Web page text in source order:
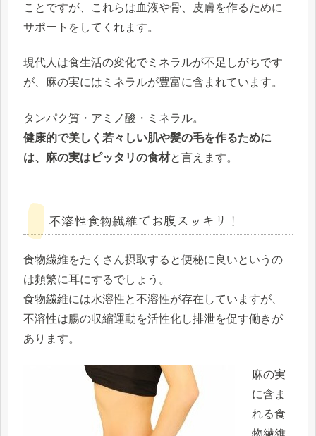
ことですが、これらは血液や骨、皮膚を作るために
サポートをしてくれます。
現代人は食生活の変化でミネラルが不足しがちです
が、麻の実にはミネラルが豊富に含まれています。
タンパク質・アミノ酸・ミネラル。
健康的で美しく若々しい肌や髪の毛を作るために
は、麻の実はピッタリの食材と言えます。
不溶性食物繊維でお腹スッキリ！
食物繊維をたくさん摂取すると便秘に良いというの
は頻繁に耳にするでしょう。
食物繊維には水溶性と不溶性が存在していますが、
不溶性は腸の収縮運動を活性化し排泄を促す働きが
あります。
麻の実
に含ま
れる食
物繊維